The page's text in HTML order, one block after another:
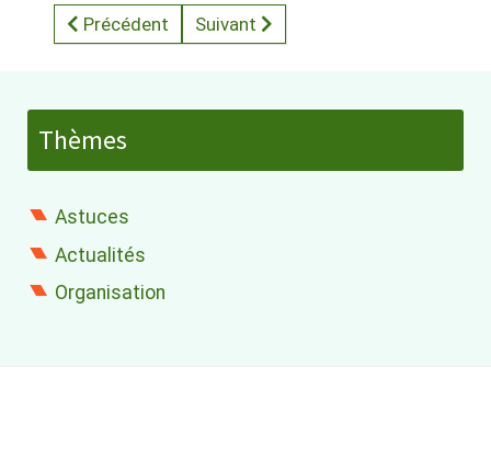
Article précédent : Evasion culinaire au Viêtnam :
Précédent Article suivant : Le Village du Parc
Suivant
Thèmes
Astuces
Actualités
Organisation